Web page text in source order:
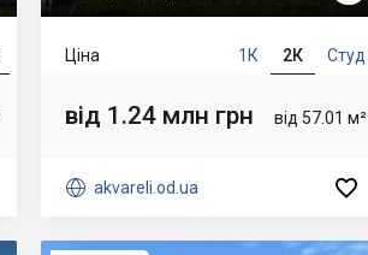
1К 2К Студ
Ціна
від 57.01 м²
від 1.24 млн грн
 akvareli.od.ua 